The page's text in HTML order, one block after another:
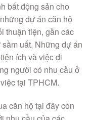
bất động sản cho
dự án căn hộ
thuận tiện, gần các
uất. Những dự án
ích và việc di
người có nhu cầu ở
tại TPHCM.
căn hộ tại đây còn